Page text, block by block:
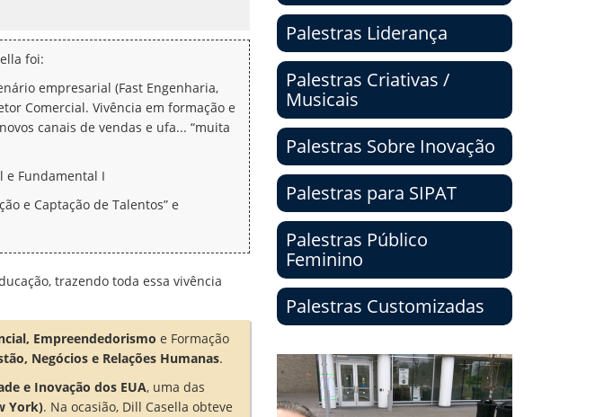
foi:
empresarial (Fast Engenharia,
Comercial. Vivência em formação e
canais de vendas e ufa... “muita
e Fundamental I
e Captação de Talentos” e
trazendo toda essa vivência
Empreendedorismo e Formação
Negócios e Relações Humanas.
e Inovação dos EUA, uma das
York). Na ocasião, Dill Casella obteve
Palestras Liderança
Palestras Criativas /
Musicais
Palestras Sobre Inovação
Palestras para SIPAT
Palestras Público
Feminino
Palestras Customizadas